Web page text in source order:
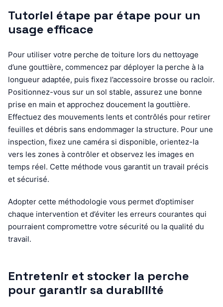
Tutoriel étape par étape pour un
usage efficace
Pour utiliser votre perche de toiture lors du nettoyage
d’une gouttière, commencez par déployer la perche à la
longueur adaptée, puis fixez l’accessoire brosse ou racloir.
Positionnez-vous sur un sol stable, assurez une bonne
prise en main et approchez doucement la gouttière.
Effectuez des mouvements lents et contrôlés pour retirer
feuilles et débris sans endommager la structure. Pour une
inspection, fixez une caméra si disponible, orientez-la
vers les zones à contrôler et observez les images en
temps réel. Cette méthode vous garantit un travail précis
et sécurisé.
Adopter cette méthodologie vous permet d’optimiser
chaque intervention et d’éviter les erreurs courantes qui
pourraient compromettre votre sécurité ou la qualité du
travail.
Entretenir et stocker la perche
pour garantir sa durabilité